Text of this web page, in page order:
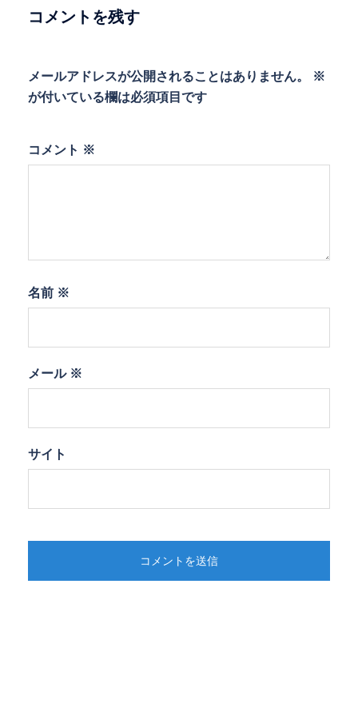
ョコメントを残す
メールアドレスが公開されることはありません。
※
が付いている欄は必須項目です
コメント ※
名前 ※
メール ※
サイト